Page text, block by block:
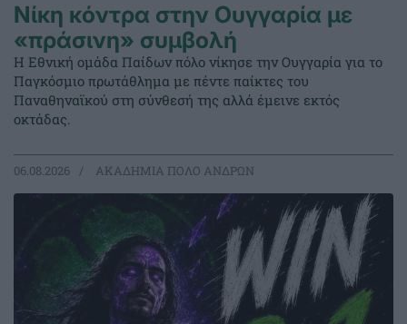
Νίκη κόντρα στην Ουγγαρία με
«πράσινη» συμβολή
Η Εθνική ομάδα Παίδων πόλο νίκησε την Ουγγαρία για το
Παγκόσμιο πρωτάθλημα με πέντε παίκτες του
Παναθηναϊκού στη σύνθεσή της αλλά έμεινε εκτός
οκτάδας.
06.08.2026 ΑΚΑΔΗΜΙΑ ΠΟΛΟ ΑΝΔΡΩΝ